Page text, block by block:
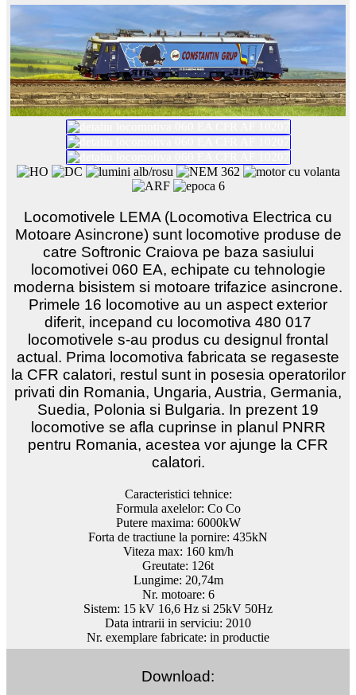
Locomotivele LEMA (Locomotiva Electrica cu
Motoare Asincrone) sunt locomotive produse de
catre Softronic Craiova pe baza sasiului
locomotivei 060 EA, echipate cu tehnologie
moderna bisistem si motoare trifazice asincrone.
Primele 16 locomotive au un aspect exterior
diferit, incepand cu locomotiva 480 017
locomotivele s-au produs cu designul frontal
actual. Prima locomotiva fabricata se regaseste
la CFR calatori, restul sunt in posesia operatorilor
privati din Romania, Ungaria, Austria, Germania,
Suedia, Polonia si Bulgaria. In prezent 19
locomotive se afla cuprinse in planul PNRR
pentru Romania, acestea vor ajunge la CFR
calatori.
Caracteristici tehnice:
Formula axelelor: Co Co
Putere maxima: 6000kW
Forta de tractiune la pornire: 435kN
Viteza max: 160 km/h
Greutate: 126t
Lungime: 20,74m
Nr. motoare: 6
Sistem: 15 kV 16,6 Hz si 25kV 50Hz
Data intrarii in serviciu: 2010
Nr. exemplare fabricate: in productie
Download: